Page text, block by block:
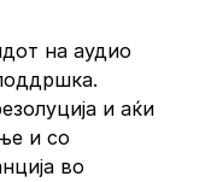
на аудио
и аќи
и со
во